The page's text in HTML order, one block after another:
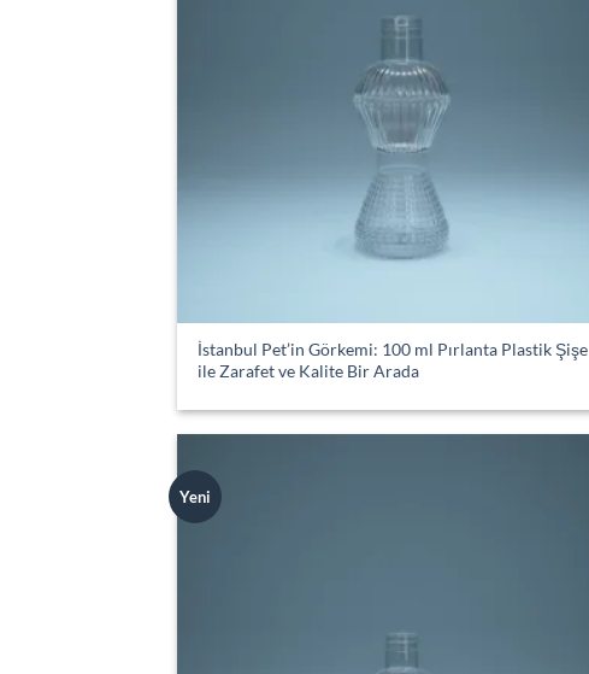
İstanbul Pet’in Görkemi: 100 ml Pırlanta Plastik Şişe
ile Zarafet ve Kalite Bir Arada
Yeni